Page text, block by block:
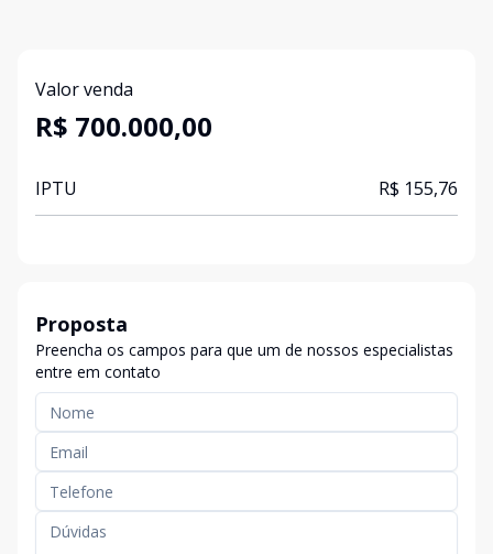
Valor venda
R$ 700.000,00
IPTU R$ 155,76
Proposta
Preencha os campos para que um de nossos especialistas
entre em contato